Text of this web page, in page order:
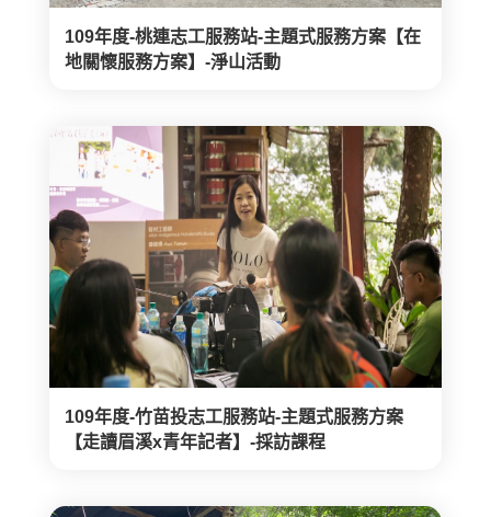
109年度-桃連志工服務站-主題式服務方案【在
地關懷服務方案】-淨山活動
109年度-竹苗投志工服務站-主題式服務方案
【走讀眉溪x青年記者】-採訪課程